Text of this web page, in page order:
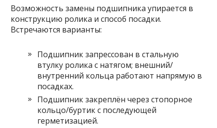
Возможность замены подшипника упирается в
конструкцию ролика и способ посадки.
Встречаются варианты:
Подшипник запрессован в стальную
втулку ролика с натягом; внешний/
внутренний кольца работают напрямую в
посадках.
Подшипник закреплён через стопорное
кольцо/буртик с последующей
герметизацией.